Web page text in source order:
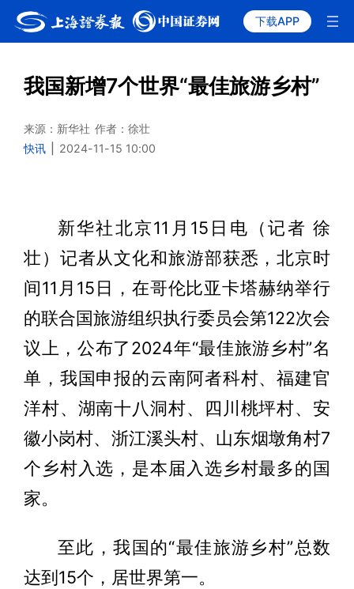
下载APP
我国新增7个世界“最佳旅游乡村”
来源：新华社 作者：徐壮
快讯
2024-11-15 10:00
新华社北京11月15日电（记者 徐
壮）记者从文化和旅游部获悉，北京时
间11月15日，在哥伦比亚卡塔赫纳举行
的联合国旅游组织执行委员会第122次会
议上，公布了2024年“最佳旅游乡村”名
单，我国申报的云南阿者科村、福建官
洋村、湖南十八洞村、四川桃坪村、安
徽小岗村、浙江溪头村、山东烟墩角村7
个乡村入选，是本届入选乡村最多的国
家。
至此，我国的“最佳旅游乡村”总数
达到15个，居世界第一。